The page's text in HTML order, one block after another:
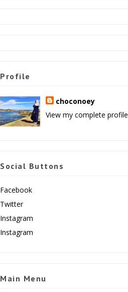
Profile
choconoey
View my complete profile
Social Buttons
Facebook
Twitter
Instagram
Instagram
Main Menu